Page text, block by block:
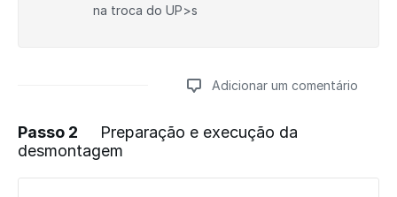
na troca do UP>s
Adicionar um comentário
Passo 2
Preparação e execução da
desmontagem